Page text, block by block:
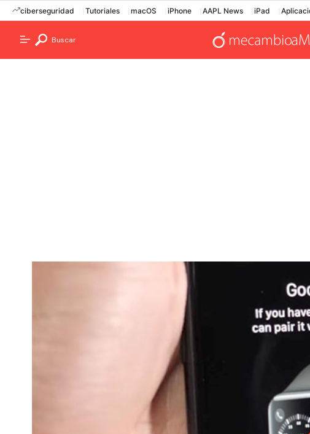
ciberseguridad Tutoriales macOS iPhone AAPL News iPad
Buscar